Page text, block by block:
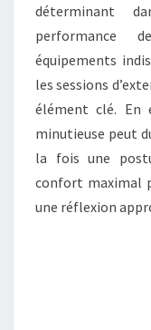
déterminant
performance
équipements
les sessions
élément clé. En
minutieuse peut
la fois une
confort maximal
une réflexion